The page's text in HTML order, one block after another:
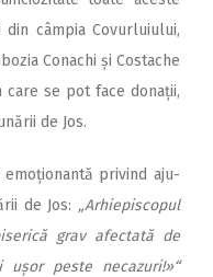
câmpia Covurluiului,
Conachi și Costache
se pot face donații,
de Jos.
privind aju­
de Jos: „Arhiepiscopul
grav afec­tată de
peste necazuri!»“